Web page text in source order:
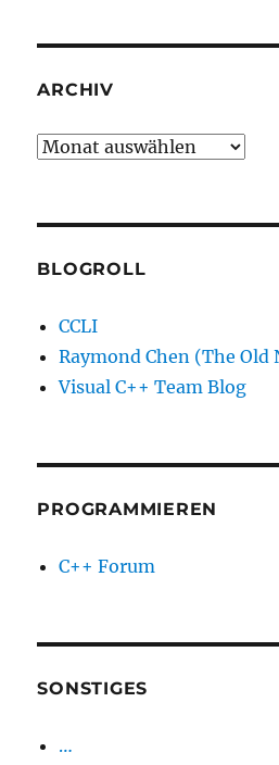
ARCHIV
Archiv
BLOGROLL
CCLI
Raymond Chen (The Old
Visual C++ Team Blog
PROGRAMMIEREN
C++ Forum
SONSTIGES
…